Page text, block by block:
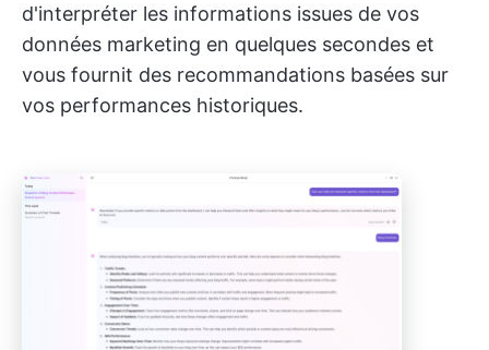
d'interpréter les informations issues de vos
données marketing en quelques secondes et
vous fournit des recommandations basées sur
vos performances historiques.